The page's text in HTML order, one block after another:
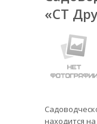
«СТ
находится